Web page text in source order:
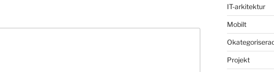
IT-arkitektur
Mobilt
Projekt